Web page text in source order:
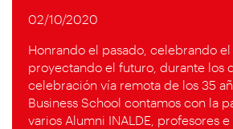
02/10/2020
Honrando el pasado, celebrando
proyectando el futuro, durante los
celebración vía remota de los 35
Business School contamos con la
varios Alumni INALDE, profesores